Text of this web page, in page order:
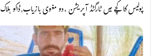
پولیس کا کچے میں ٹارگٹڈ آپریشن ،دو مغوی بازیاب,ڈاکو ہلاک